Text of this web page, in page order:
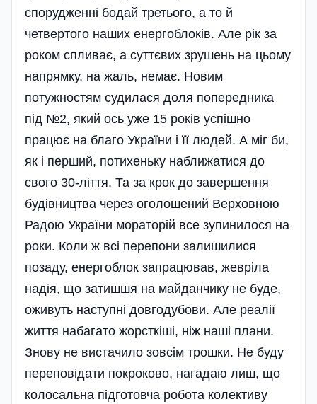
спорудженні бодай третього, а то й
четвертого наших енергоблоків. Але рік за
роком спливає, а суттєвих зрушень на цьому
напрямку, на жаль, немає. Новим
потужностям судилася доля попередника
під №2, який ось уже 15 років успішно
працює на благо України і її людей. А міг би,
як і перший, потихеньку наближатися до
свого 30-ліття. Та за крок до завершення
будівництва через оголошений Верховною
Радою України мораторій все зупинилося на
роки. Коли ж всі перепони залишилися
позаду, енергоблок запрацював, жевріла
надія, що затишшя на майданчику не буде,
оживуть наступні довгодубови. Але реалії
життя набагато жорсткіші, ніж наші плани.
Знову не вистачило зовсім трошки. Не буду
переповідати покроково, нагадаю лиш, що
колосальна підготовча робота колективу